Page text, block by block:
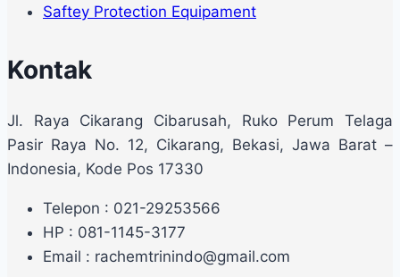
Saftey Protection Equipament
Kontak
Jl. Raya Cikarang Cibarusah, Ruko Perum Telaga
Pasir Raya No. 12, Cikarang, Bekasi, Jawa Barat –
Indonesia, Kode Pos 17330
Telepon : 021-29253566
HP : 081-1145-3177
Email : rachemtrinindo@gmail.com